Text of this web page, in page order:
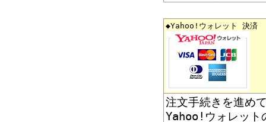
◆Yahoo!ウォレット 決済
注文手続きを進め
Yahoo!ウォレット